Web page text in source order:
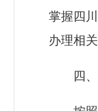
掌握四
办理相
四、